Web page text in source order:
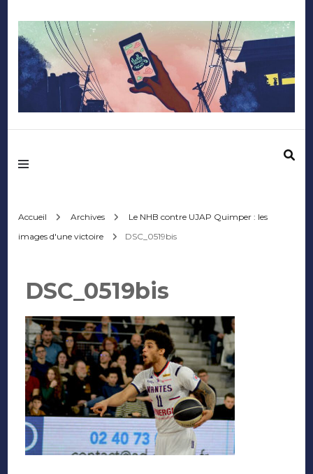
Mediafactory – Le
d'Audencia
SciencesCom
Accueil Archives
Le NHB contre UJAP Quimper : les
images d'une victoire
DSC_0519bis
DSC_0519bis